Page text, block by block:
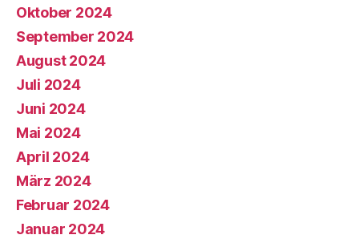
Oktober 2024
September 2024
August 2024
Juli 2024
Juni 2024
Mai 2024
April 2024
März 2024
Februar 2024
Januar 2024